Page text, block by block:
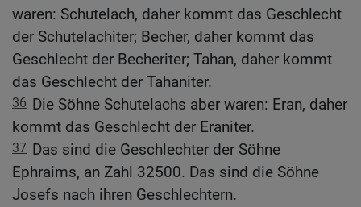
waren: Schutelach, daher kommt das Geschlecht
der Schutelachiter; Becher, daher kommt das
Geschlecht der Becheriter; Tahan, daher kommt
das Geschlecht der Tahaniter.
36 Die Söhne Schutelachs aber waren: Eran, daher
kommt das Geschlecht der Eraniter.
37 Das sind die Geschlechter der Söhne
Ephraims, an Zahl 32500. Das sind die Söhne
Josefs nach ihren Geschlechtern.